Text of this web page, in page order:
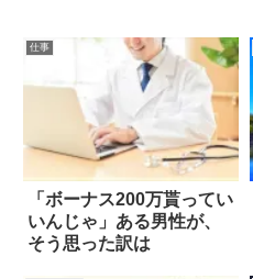
仕事
「ボーナス200万貰ってい
いんじゃ」ある男性が、
そう思った訳は